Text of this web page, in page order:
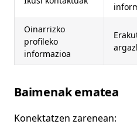
Oinarrizko
profileko
informazioa
Baimenak ematea
Konektatzen zarenean: